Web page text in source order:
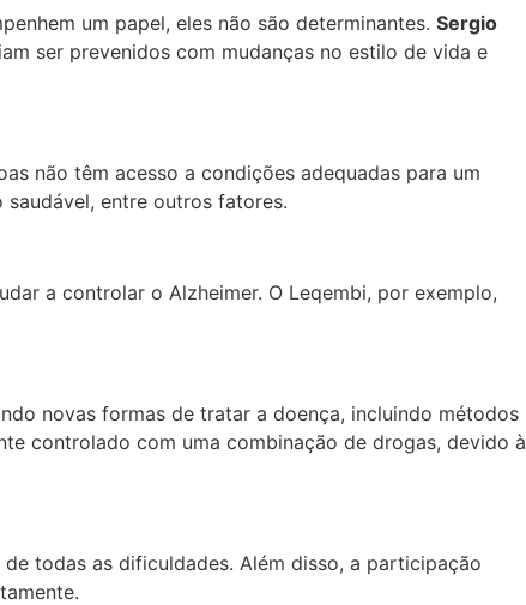
um papel, eles não são determinantes. Sergio
ser prevenidos com mudanças no estilo de vida e
não têm acesso a condições adequadas para um
entre outros fatores.
a controlar o Alzheimer. O Leqembi, por exemplo,
novas formas de tratar a doença, incluindo métodos
controlado com uma combinação de drogas, devido à
todas as dificuldades. Além disso, a participação